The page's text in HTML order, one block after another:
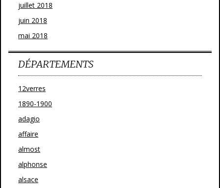
juillet 2018
juin 2018
mai 2018
DÉPARTEMENTS
12verres
1890-1900
adagio
affaire
almost
alphonse
alsace